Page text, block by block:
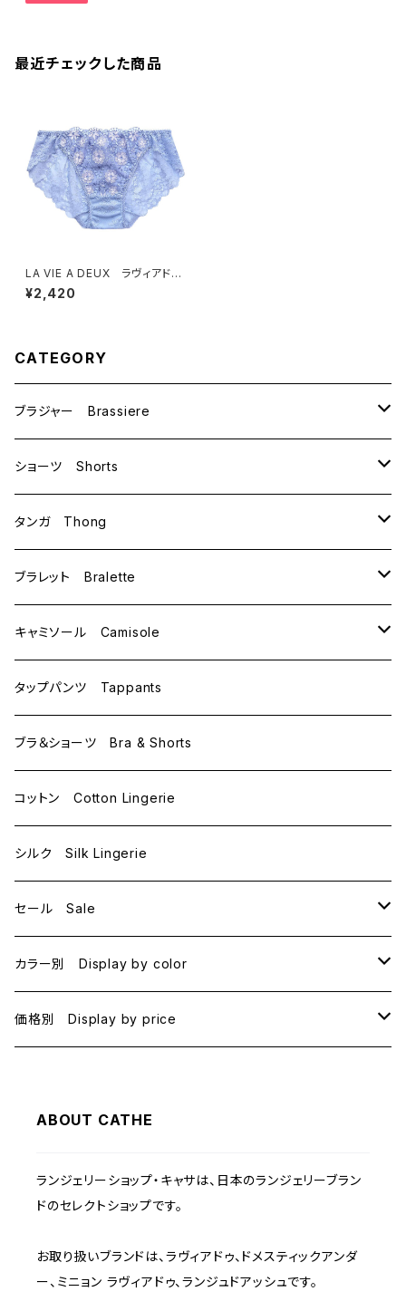
最近チェックした商品
LA VIE A DEUX ラヴィアド
ゥ ボーラーレース ショー
ツ （ブルーグレー）Ｍサイズ
¥2,420
CATEGORY
ブラジャー Brassiere
B70
B75
C65
C70
C75
D65
D70
E70
ショーツ Shorts
M
L
タンガ Thong
M
ブラレット Bralette
M
L
キャミソール Camisole
M
L
タップパンツ Tappants
ブラ＆ショーツ Bra & Shorts
コットン Cotton Lingerie
シルク Silk Lingerie
セール Sale
B70
B75
C70
C75
カラー別 Display by color
BLACK
BEIGE
NAVY
価格別 Display by price
1000~
2000~
ABOUT CATHE
ランジェリーショップ・キャサは、日本のランジェリーブラン
ドのセレクトショップです。
お取り扱いブランドは、ラヴィアドゥ、ドメスティックアンダ
ー、ミニョン ラヴィアドゥ、ランジュドアッシュです。